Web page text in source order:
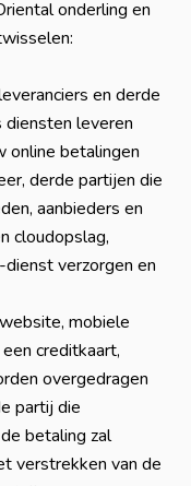
onderling en
en derde
diensten leveren
online betalingen
derde partijen die
aanbieders en
cloudopslag,
verzorgen en
mobiele
creditkaart,
overgedragen
partij die
betaling zal
verstrekken van de